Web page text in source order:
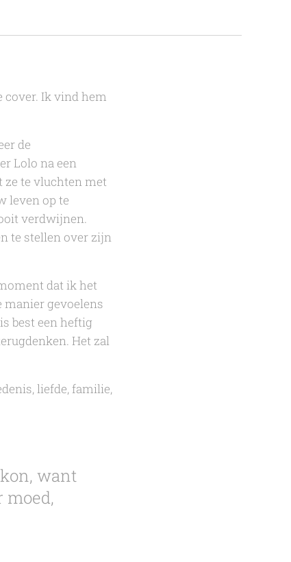
cover. Ik vind hem
de
Lolo na een
te vluchten met
leven op te
verdwijnen.
te stellen over zijn
dat ik het
gevoelens
best een heftig
Het zal
liefde, familie,
want